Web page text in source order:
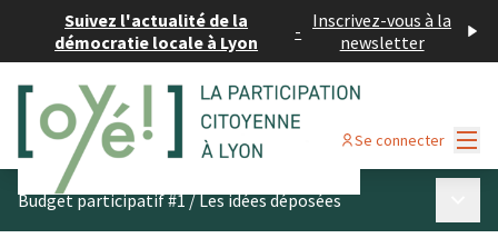
Suivez l'actualité de la
démocratie locale à Lyon
- Inscrivez-vous à la
newsletter
Se connecter
Budget participatif #1/Les idées déposées